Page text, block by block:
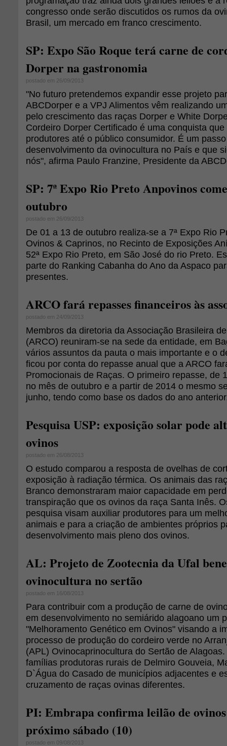
congresso onde serão discutidos os rumos da
Brasil, um mercado em franco crescimento.
SP: Expo São Roque terá carne de
Dorper na gastronomia
postado em 26/09/2013
"No futuro pretendemos expandir esse projeto
ABCDorper e a VPJ Alimentos vêm realizando
pelo crescimento das raças Dorper e White
Cordeiro Dorper Certificado é uma conquista
produtores até o público consumidor. É um
desenvolvimento da ovinocultura no País e que
nós", afirma Paulo Franzine, Presidente da
SP: 7ª Expo Rio Preto Anpovinos
outubro
postado em 26/09/2013
De 01 a 13 de outubro realiza-se a 7ª Expo Rio
Ovinos & Caprinos, no Recinto de Exposições
52ª Expo Rio Preto, em São José do rio Preto.
parte do Ranking Cabanha do Ano da Aspaco
presentes.
ARCO fará repasses financeiros às
postado em 24/09/2013
Membros da diretoria da Associação Brasileira
(ARCO) reuniram-se na sede da entidade, em
vários assuntos da pauta o mais importante e o
ficou por conta do repasse anual que a ARCO
Promocionais de Raças. O primeiro repasse, de
no mês de outubro e a partir de 2014 o mesmo
junho, tendo como base os dados do ano
Pesquisa USP: exposição solar pode
ovinos
postado em 26/08/2013
O estudo comparou a resposta de ovelhas de
exposição à radiação térmica. Os animais das
Branco demonstraram maior capacidade em
transpiração que os ovinos da raça Santa Inês.
pesquisa visam auxiliar produtores para um
animais e para a criação de ambientes próprios
desenvolvimento mais pleno dos ovinos.
AL: Projeto de Zootecnia da Ufal
ovinocultura no sertão
postado em 16/08/2013
Para contribuir com a produção de carne de
em desenvolvimento no semiárido alagoano um
"Melhoramento Genético em Ovinos" visando a
processo de produção do cordeiro verde no
(APL) Ovinocaprinocultura do Sertão de
famílias produtoras rurais de Delmiro Gouveia,
D`Água do Casado de municípios adjacentes e
cruzamento de raças ovinas diferentes.
PI: Embrapa confirma leilão de
próximo sábado (10)
postado em 09/08/2013